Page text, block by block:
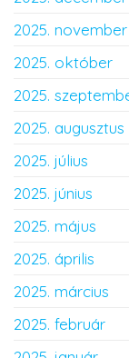
2025. november
2025. október
2025.
2025. augusztus
2025. július
2025. június
2025. május
2025. április
2025. március
2025. február